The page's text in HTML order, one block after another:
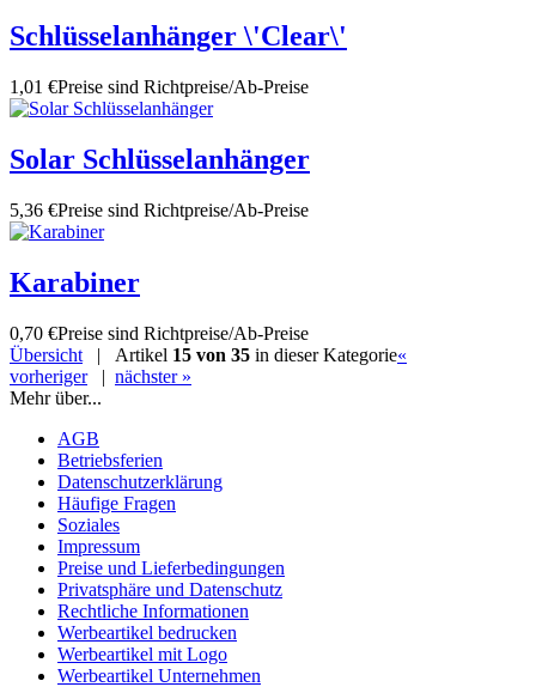
Schlüsselanhänger \'Clear\'
1,01 €Preise sind Richtpreise/Ab-Preise
Solar Schlüsselanhänger
5,36 €Preise sind Richtpreise/Ab-Preise
Karabiner
0,70 €Preise sind Richtpreise/Ab-Preise
Übersicht | Artikel 15 von 35 in dieser Kategorie«
vorheriger| nächster »
Mehr über...
AGB
Betriebsferien
Datenschutzerklärung
Häufige Fragen
Soziales
Impressum
Preise und Lieferbedingungen
Privatsphäre und Datenschutz
Rechtliche Informationen
Werbeartikel bedrucken
Werbeartikel mit Logo
Werbeartikel Unternehmen